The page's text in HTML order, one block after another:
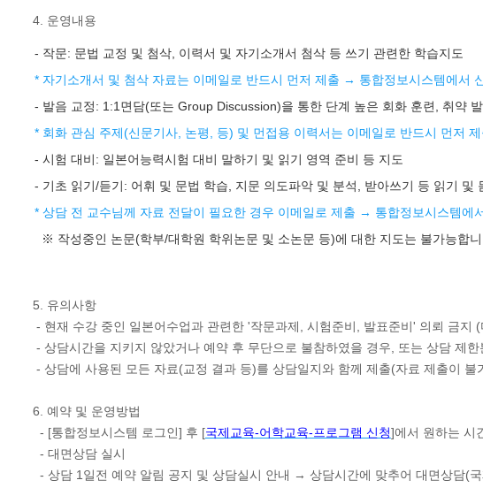
4. 운영내용
- 작문: 문법 교정 및 첨삭, 이력서 및 자기소개서 첨삭 등 쓰기 관련한 학습지도
* 자기소개서 및 첨삭 자료는 이메일로 반드시 먼저 제출 → 통합정보시스템에서
- 발음 교정: 1:1면담(또는 Group Discussion)을 통한 단계 높은 회화 훈련, 취약
* 회화 관심 주제(신문기사, 논평, 등) 및 먼접용 이력서는 이메일로 반드시 먼저 제
- 시험 대비: 일본어능력시험 대비 말하기 및 읽기 영역 준비 등 지도
- 기초 읽기/듣기: 어휘 및 문법 학습, 지문 의도파악 및 분석, 받아쓰기 등 읽기 및
* 상담 전 교수님께 자료 전달이 필요한 경우 이메일로 제출 → 통합정보시스템에
※ 작성중인 논문(학부/대학원 학위논문 및 소논문 등)에 대한 지도는 불가능합니
5. 유의사항
- 현재 수강 중인 일본어수업과 관련한 '작문과제, 시험준비, 발표준비' 의뢰 금
- 상담시간을 지키지 않았거나 예약 후 무단으로 불참하였을 경우, 또는 상담 제
- 상담에 사용된 모든 자료(교정 결과 등)를 상담일지와 함께 제출(자료 제출이
6. 예약 및 운영방법
- [통합정보시스템 로그인] 후 [국제교육-어학교육-프로그램 신청]에서 원하는
- 대면상담 실시
- 상담 1일전 예약 알림 공지 및 상담실시 안내 → 상담시간에 맞추어 대면상담(